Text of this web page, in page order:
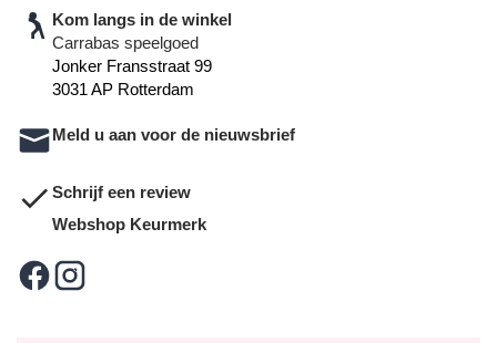
Kom langs in de winkel
Carrabas speelgoed
Jonker Fransstraat 99
3031 AP Rotterdam
Meld u aan voor de nieuwsbrief
Schrijf een review
Webshop Keurmerk